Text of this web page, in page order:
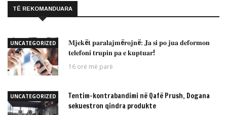
TË REKOMANDUARA
UNCATEGORIZED
𝐌𝐣𝐞𝐤ë𝐭 𝐩𝐚𝐫𝐚𝐥𝐚𝐣𝐦ë𝐫𝐨𝐣𝐧ë: 𝐉𝐚 𝐬𝐢 𝐩𝐨 𝐣𝐮𝐚 𝐝𝐞𝐟𝐨𝐫𝐦𝐨𝐧
𝐭𝐞𝐥𝐞𝐟𝐨𝐧𝐢 𝐭𝐫𝐮𝐩𝐢𝐧 𝐩𝐚 𝐞 𝐤𝐮𝐩𝐭𝐮𝐚𝐫!
16 orë më parë
UNCATEGORIZED
Tentim-kontrabandimi në Qafë Prush, Dogana
sekuestron qindra produkte